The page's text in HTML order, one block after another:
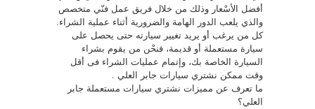
أفضل الأسْعار وذلك من خلال فريق عمل فنّي متخصص
والذي يلعب الدور الهامة والضرورية أثناء عملية الشراء.
كل من يرغب أو يريد تغيير سيارته حتى يحصل على
سيارة مستعملة أو قديمة، فنحْن من يقوم بشراء
السيارة الخاصة بك، وإتمام عمليات الشراء فى أقل
وقت ممكن نشتري سيارات جابر العلي .
ما تعرف عن مميزات نشتري سيارات مستعملة جابر
العلي؟